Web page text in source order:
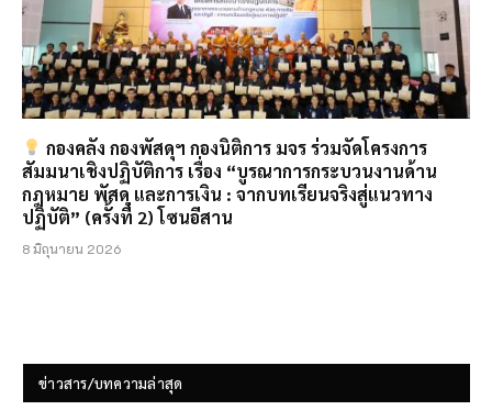
กองคลัง กองพัสดุฯ กองนิติการ มจร ร่วมจัดโครงการ
สัมมนาเชิงปฏิบัติการ เรื่อง “บูรณาการกระบวนงานด้าน
กฎหมาย พัสดุ และการเงิน : จากบทเรียนจริงสู่แนวทาง
ปฏิบัติ” (ครั้งที่ 2) โซนอีสาน
8 มิถุนายน 2026
ข่าวสาร/บทความล่าสุด